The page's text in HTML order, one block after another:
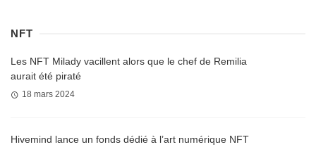
NFT
Les NFT Milady vacillent alors que le chef de Remilia
aurait été piraté
18 mars 2024
Hivemind lance un fonds dédié à l’art numérique NFT